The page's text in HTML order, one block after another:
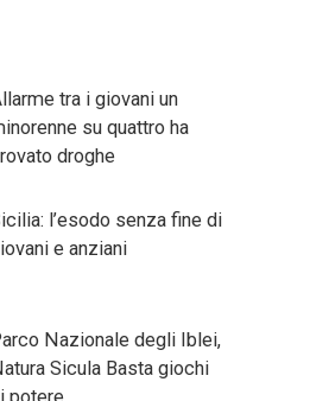
tra i giovani un
su quattro ha
droghe
l’esodo senza fine di
e anziani
Nazionale degli Iblei,
Sicula Basta giochi